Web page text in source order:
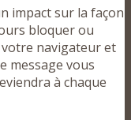
impact sur la façon
bloquer ou
navigateur et
message vous
à chaque